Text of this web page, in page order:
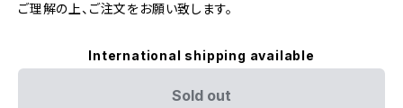
ご理解の上、ご注文をお願い致します。
International shipping available
Sold out